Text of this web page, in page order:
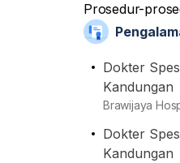
Prosedur-
USG
bergabung
Ginekologi
Dokter
Kandungan
Brawijaya
Dokter
Kandungan